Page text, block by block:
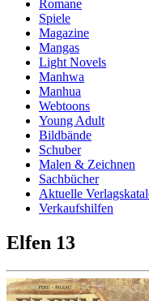
Romane
Spiele
Magazine
Mangas
Light Novels
Manhwa
Manhua
Webtoons
Young Adult
Bildbände
Schuber
Malen & Zeichnen
Sachbücher
Aktuelle
Verkaufshilfen
Elfen 13